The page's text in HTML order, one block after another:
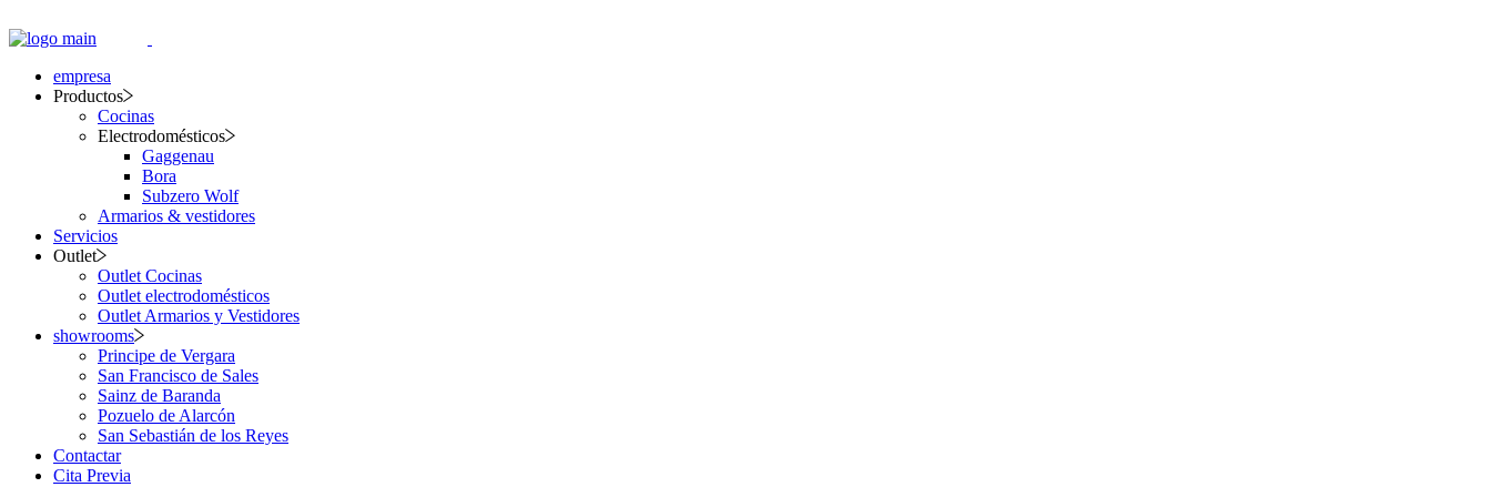
empresa
Productos
Cocinas
Electrodomésticos
Gaggenau
Bora
Subzero Wolf
Armarios & vestidores
Servicios
Outlet
Outlet Cocinas
Outlet electrodomésticos
Outlet Armarios y Vestidores
showrooms
Principe de Vergara
San Francisco de Sales
Sainz de Baranda
Pozuelo de Alarcón
San Sebastián de los Reyes
Contactar
Cita Previa